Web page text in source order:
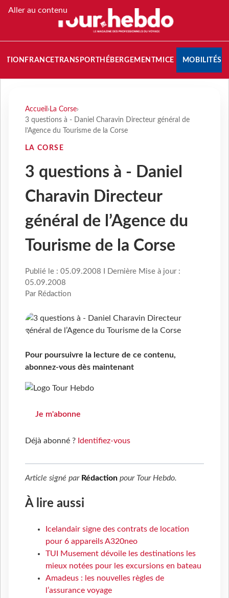
Aller au contenu
FRANCETRANSPORT HÉBERGEMENTMICE MOBILITÉS
Accueil › La Corse›
3 questions à - Daniel Charavin Directeur général de
l’Agence du Tourisme de la Corse
LA CORSE
3 questions à - Daniel
Charavin Directeur
général de l’Agence du
Tourisme de la Corse
Publié le : 05.09.2008 I Dernière Mise à jour :
05.09.2008
Par Rédaction
Pour poursuivre la lecture de ce contenu,
abonnez-vous dès maintenant
Je m'abonne
Déjà abonné ? Identifiez-vous
Article signé par Rédaction pour Tour Hebdo.
À lire aussi
Icelandair signe des contrats de location
pour 6 appareils A320neo
TUI Musement dévoile les destinations les
mieux notées pour les excursions en bateau
Amadeus : les nouvelles règles de
l’assurance voyage